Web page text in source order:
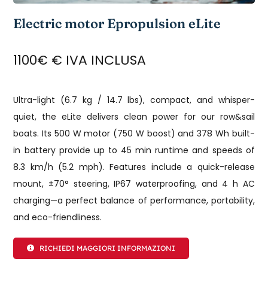
Electric motor Epropulsion eLite
1100€ € IVA INCLUSA
Ultra-light (6.7 kg / 14.7 lbs), compact, and whisper-
quiet, the eLite delivers clean power for our row&sail
boats. Its 500 W motor (750 W boost) and 378 Wh built-
in battery provide up to 45 min runtime and speeds of
8.3 km/h (5.2 mph). Features include a quick-release
mount, ±70° steering, IP67 waterproofing, and 4 h AC
charging—a perfect balance of performance, portability,
and eco-friendliness.
RICHIEDI MAGGIORI INFORMAZIONI